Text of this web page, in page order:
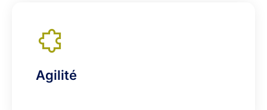
Agilité